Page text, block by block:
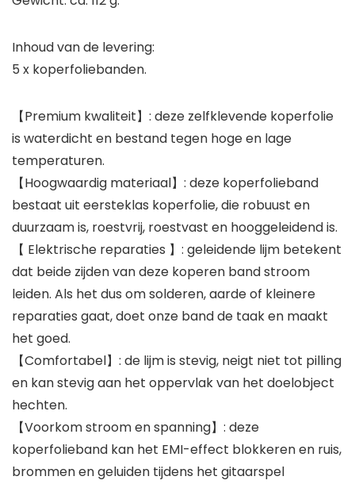
Inhoud van de levering:
5 x koperfoliebanden.
【Premium kwaliteit】: deze zelfklevende koperfolie
is waterdicht en bestand tegen hoge en lage
temperaturen.
【Hoogwaardig materiaal】: deze koperfolieband
bestaat uit eersteklas koperfolie, die robuust en
duurzaam is, roestvrij, roestvast en hooggeleidend is.
【 Elektrische reparaties 】: geleidende lijm betekent
dat beide zijden van deze koperen band stroom
leiden. Als het dus om solderen, aarde of kleinere
reparaties gaat, doet onze band de taak en maakt
het goed.
【Comfortabel】: de lijm is stevig, neigt niet tot pilling
en kan stevig aan het oppervlak van het doelobject
hechten.
【Voorkom stroom en spanning】: deze
koperfolieband kan het EMI-effect blokkeren en ruis,
brommen en geluiden tijdens het gitaarspel